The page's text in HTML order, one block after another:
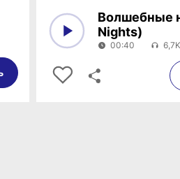
Волшебные
Nights)
00:40 6,7K